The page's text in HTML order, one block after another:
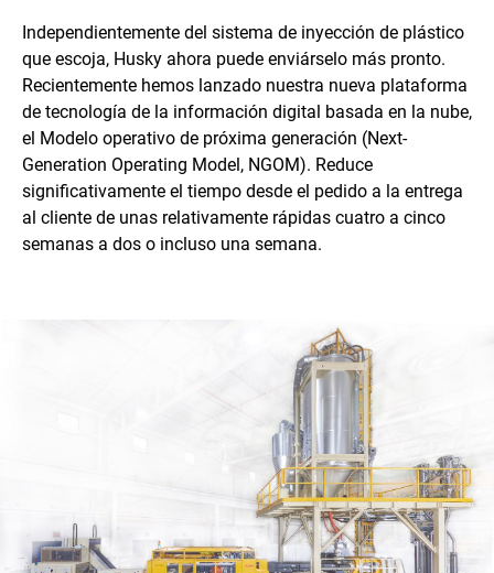
Independientemente del sistema de inyección de plástico
que escoja, Husky ahora puede enviárselo más pronto.
Recientemente hemos lanzado nuestra nueva plataforma
de tecnología de la información digital basada en la nube,
el Modelo operativo de próxima generación (Next-
Generation Operating Model, NGOM). Reduce
significativamente el tiempo desde el pedido a la entrega
al cliente de unas relativamente rápidas cuatro a cinco
semanas a dos o incluso una semana.